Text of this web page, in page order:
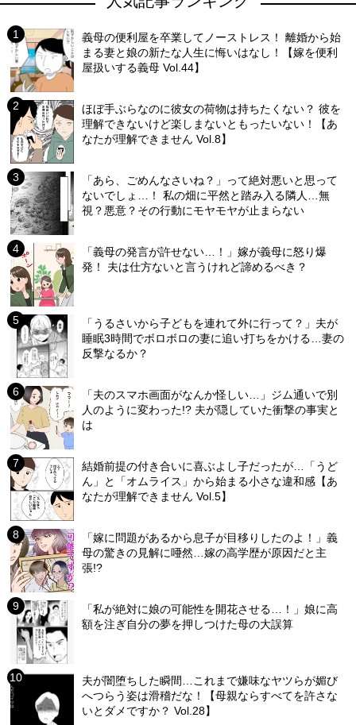
義母の便利屋を卒業してノーストレス！ 離婚から始
まる妻と娘の新たな人生に悔いはなし！【嫁を便利
屋扱いする義母 Vol.44】
ほぼ手ぶらなのに彼女の荷物は持ちたくない？ 彼を
理解できないけど楽しまないともったいない！【あ
なたが理解できません Vol.8】
「あら、ごめんなさいね？」って絶対悪いと思って
ないでしょ…！ 私の畑に平然と踏み入る隣人…無
視？悪意？その行動にモヤモヤが止まらない
「義母の発言が許せない…！」嫁が義母に怒り爆
発！ 夫は仕方ないと言うけれど諦めるべき？
「うるさいから子どもを連れて外に行って？」夫が
睡眠3時間でボロボロの妻に追い打ちをかける…妻の
反撃なるか？
「夫のスマホ画面がなんか怪しい…」ジム通いで別
人のように変わった!? 夫が隠していた衝撃の事実と
は
結婚前提の付き合いに喜ぶよし子だったが…「うど
ん」と「オムライス」から始まる小さな違和感【あ
なたが理解できません Vol.5】
「嫁に問題があるから息子が目移りしたのよ！」義
母の驚きの見解に唖然…嫁の高学歴が原因だと主
張!?
「私が絶対に娘の可能性を開花させる…！」娘に高
額を注ぎ自分の夢を押しつけた母の大誤算
夫が闇堕ちした瞬間…これまで嫌味なヤツらが媚び
へつらう姿は滑稽だな！【母親ならすべてを許さな
いとダメですか？ Vol.28】